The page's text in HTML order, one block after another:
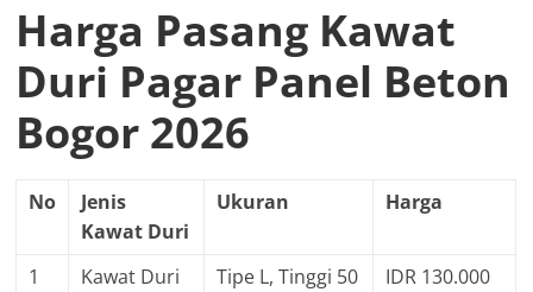
Harga Pasang Kawat
Duri Pagar Panel Beton
Bogor 2026
No
Jenis
Kawat Duri
Ukuran Harga
1
Kawat Duri
Tipe L, Tinggi 50
IDR 130.000